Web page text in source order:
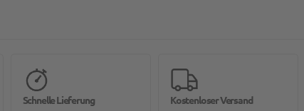
Schnelle Lieferung Kostenloser Versand